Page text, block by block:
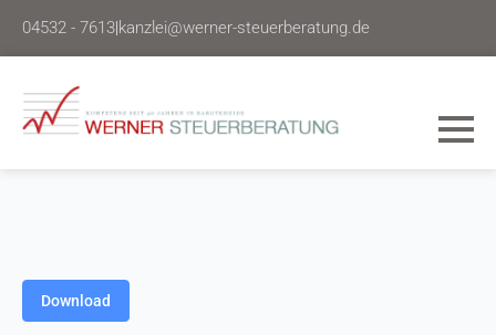
04532 - 7613|kanzlei@werner-steuerberatung.de
Download